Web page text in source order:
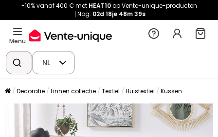
-10% vanaf 400 € met HEAT10op Vente-unique-producten
Nog: 02d 18je 48m 38s
Menu
NL
Decoratie Linnen collectie Textiel Huistextiel Kussen